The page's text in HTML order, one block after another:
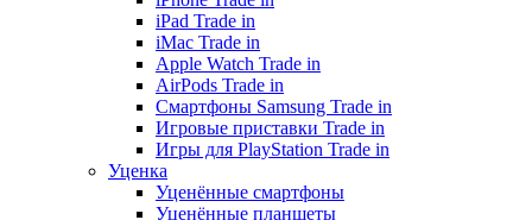
iPad Trade in
iMac Trade in
Apple Watch Trade in
AirPods Trade in
Смартфоны Samsung Trade in
Игровые приставки Trade in
Игры для PlayStation Trade in
Уценка
Уценённые смартфоны
Уценённые планшеты